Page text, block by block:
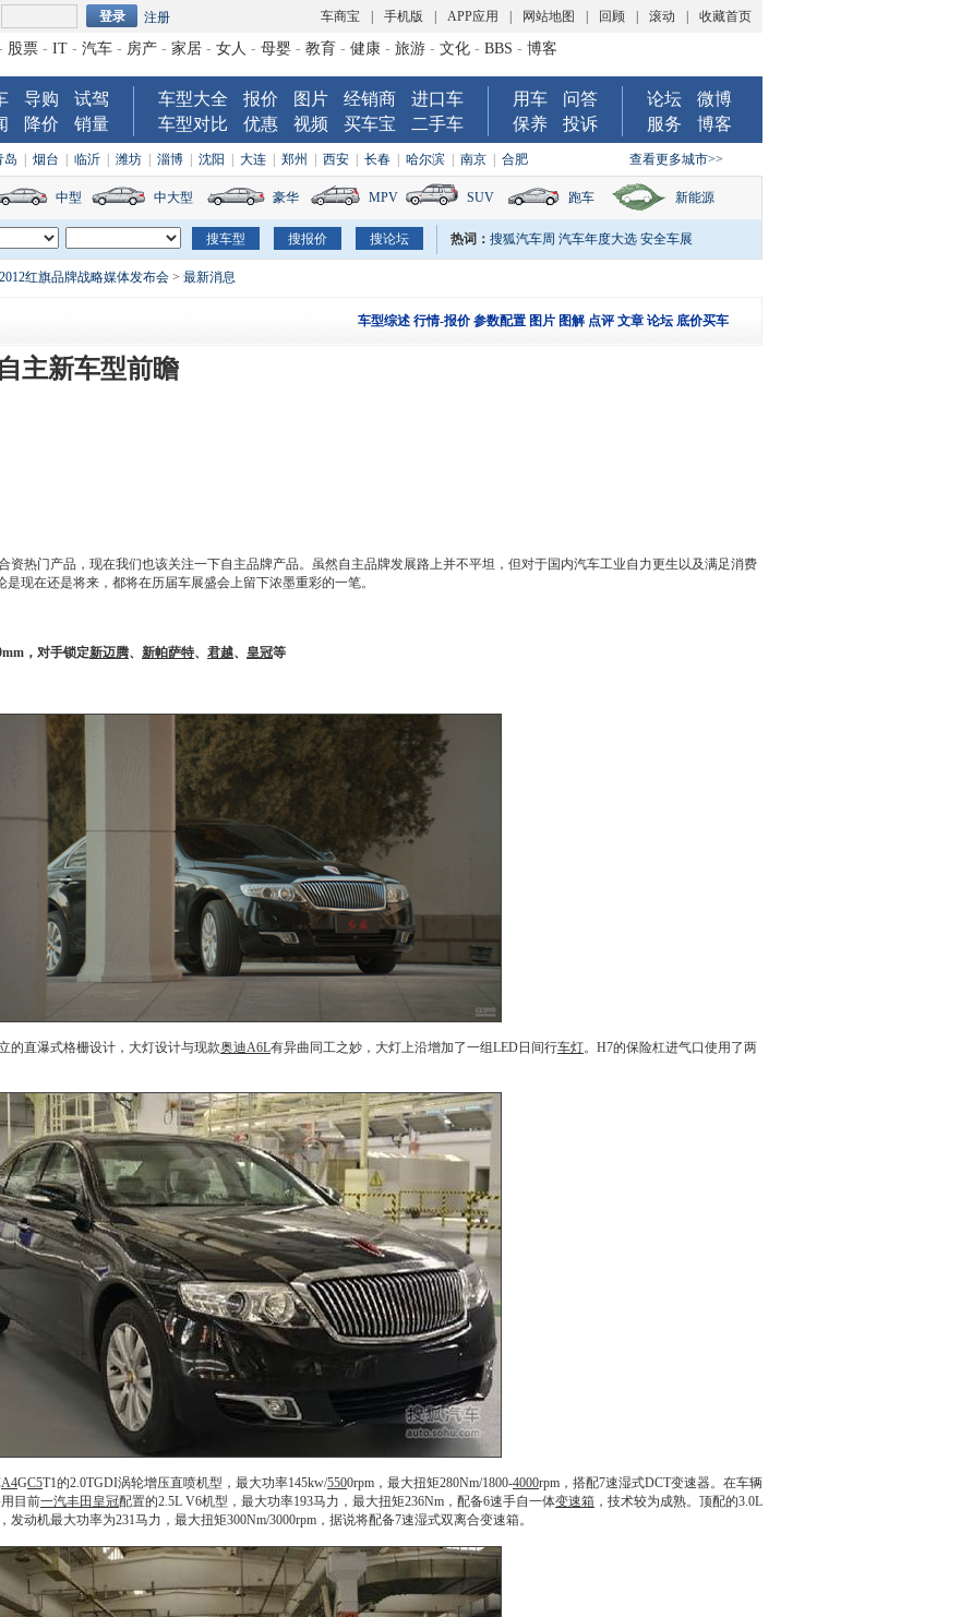
注册 车商宝 手机版 APP应用 网站地图 回顾 滚动 收藏首页
股票 - IT - 汽车 - 房产 - 家居 - 女人 - 母婴 - 教育 - 健康 - 旅游 - 文化 - BBS - 博客
导购
试驾
降价 销量
车型大全 报价 图片 经销商
进口车
车型对比
优惠 视频 买车宝 二手车
用车
问答
保养
投诉
论坛
微博
服务
博客
查看更多城市>>
岛 烟台 临沂 潍坊 淄博 沈阳 大连 郑州 西安 长春 哈尔滨 南京 合肥
中型 中大型 豪华 MPV SUV 跑车 新能源
热词： 搜狐汽车周 汽车年度大选 安全车展
2012红旗品牌战略媒体发布会 > 最新消息
车型综述 行情-报价 参数配置 图片 图解 点评 文章 论坛 底价买车
主新车型前瞻
资热门产品，现在我们也该关注一下自主品牌产品。虽然自主品牌发展路上并不平坦，但对于国内汽车工业自力更生以及满足消费
现在还是将来，都将在历届车展盛会上留下浓墨重彩的一笔。
，对手锁定新迈腾、 新帕萨特、 君越、 皇冠等
的直瀑式格栅设计，大灯设计与现款奥迪A6L有异曲同工之妙，大灯上沿增加了一组LED日间行车灯。H7的保险杠进气口使用了两
A4GC5T1的2.0TGDI涡轮增压直喷机型，最大功率145kw/5500rpm，最大扭矩280Nm/1800-4000rpm，搭配7速湿式DCT变速器。在车辆
目前一汽丰田皇冠配置的2.5L V6机型，最大功率193马力，最大扭矩236Nm，配备6速手自一体变速箱 ，技术较为成熟。顶配的3.0L
发动机最大功率为231马力，最大扭矩300Nm/3000rpm，据说将配备7速湿式双离合变速箱。